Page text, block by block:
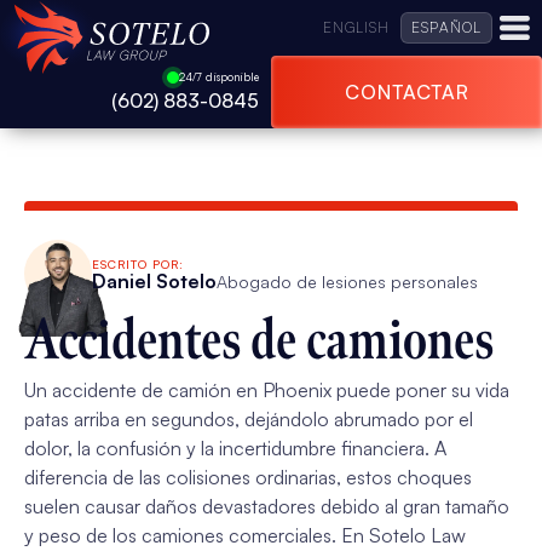
ENGLISH ESPAÑOL
24/7 disponible
(602) 883-0845 CONTACTAR
ESCRITO POR:
Daniel SoteloAbogado de lesiones personales
Accidentes de camiones
Un accidente de camión en Phoenix puede poner su vida
patas arriba en segundos, dejándolo abrumado por el
dolor, la confusión y la incertidumbre financiera. A
diferencia de las colisiones ordinarias, estos choques
suelen causar daños devastadores debido al gran tamaño
y peso de los camiones comerciales. En Sotelo Law